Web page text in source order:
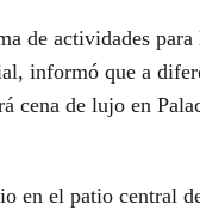
de actividades
informó que a
cena de lujo en
en el patio central